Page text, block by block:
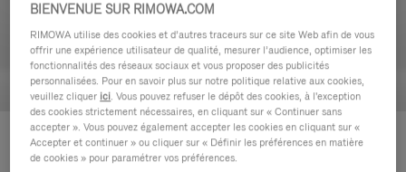
Never Still - Cuir Trousse de
Toilette
Never Still - Cuir Grand Sac à
dos à rabat
BIENVENUE SUR RIMOWA.COM
RIMOWA utilise des cookies et d’autres traceurs sur ce site Web afin de vous
offrir une expérience utilisateur de qualité, mesurer l’audience, optimiser les
fonctionnalités des réseaux sociaux et vous proposer des publicités
personnalisées. Pour en savoir plus sur notre politique relative aux cookies,
veuillez cliquer ici. Vous pouvez refuser le dépôt des cookies, à l'exception
des cookies strictement nécessaires, en cliquant sur « Continuer sans
accepter ». Vous pouvez également accepter les cookies en cliquant sur «
Accepter et continuer » ou cliquer sur « Définir les préférences en matière
de cookies » pour paramétrer vos préférences.